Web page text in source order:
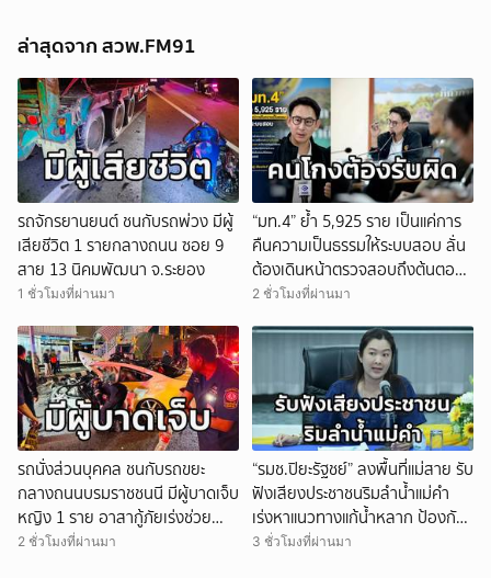
ล่าสุดจาก สวพ.FM91
รถจักรยานยนต์ ชนกับรถพ่วง มีผู้
เสียชีวิต 1 รายกลางถนน ซอย 9
สาย 13 นิคมพัฒนา จ.ระยอง
1 ชั่วโมงที่ผ่านมา
“มท.4” ย้ำ 5,925 ราย เป็นแค่การ
คืนความเป็นธรรมให้ระบบสอบ ลั่น
ต้องเดินหน้าตรวจสอบถึงต้นตอ
คนสุจริตต้องไม่ถูกเหมารวม คน
2 ชั่วโมงที่ผ่านมา
รถนั่งส่วนบุคคล ชนกับรถขยะ
กลางถนนบรมราชชนนี มีผู้บาดเจ็บ
หญิง 1 ราย อาสากู้ภัยเร่งช่วย
เหลือและนำส่ง รพ.
2 ชั่วโมงที่ผ่านมา
“รมช.ปิยะรัฐชย์” ลงพื้นที่แม่สาย รับ
ฟังเสียงประชาชนริมลำน้ำแม่คำ
เร่งหาแนวทางแก้น้ำหลาก ป้องกัน
น้ำกัดเซาะ บรรเทาความเดือดร้อน
3 ชั่วโมงที่ผ่านมา